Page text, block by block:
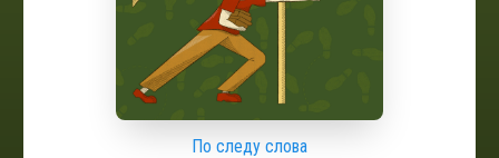
По следу слова